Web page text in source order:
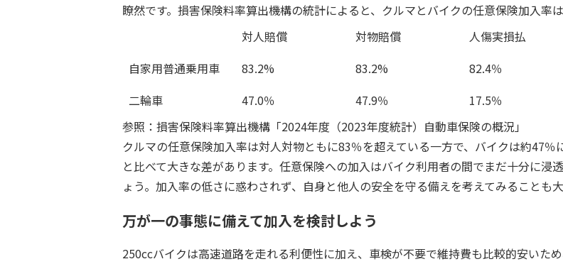
瞭然です。損害保険料率算出機構の統計によると、クルマとバイクの任意保険加入率
対人賠償
対物賠償 人傷実損払
自家用普通乗用車
83.2% 83.2% 82.4％
二輪車
47.0％ 47.9％ 17.5％
参照：損害保険料率算出機構「2024年度（2023年度統計）自動車保険の概況」
クルマの任意保険加入率は対人対物ともに83％を超えている一方で、バイクは約47％
と比べて大きな差があります。任意保険への加入はバイク利用者の間でまだ十分に浸
ょう。加入率の低さに惑わされず、自身と他人の安全を守る備えを考えてみることも大
万が一の事態に備えて加入を検討しよう
250ccバイクは高速道路を走れる利便性に加え、車検が不要で維持費も比較的安いた